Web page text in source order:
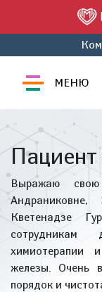
МЕНЮ
Пациент
Выражаю свою
Андраниковне,
Кветенадзе
сотрудникам
химиотерапии
железы. Очень
порядок и